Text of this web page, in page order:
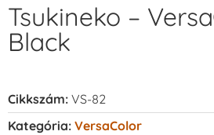
Tsukineko –
Black
Cikkszám: VS-82
Kategória: VersaColor